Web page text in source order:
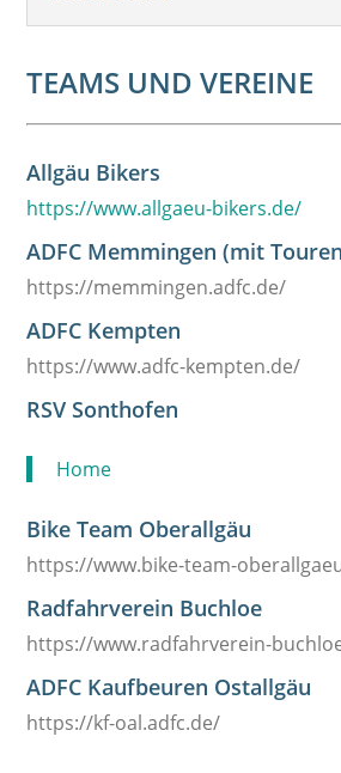
TEAMS UND VEREINE
Allgäu Bikers
https://www.allgaeu-bikers.de/
ADFC Memmingen (mit
https://memmingen.adfc.de/
ADFC Kempten
https://www.adfc-kempten.de/
RSV Sonthofen
Home
Bike Team Oberallgäu
https://www.bike-team-
Radfahrverein Buchloe
https://www.radfahrverein-
ADFC Kaufbeuren Ostallgäu
https://kf-oal.adfc.de/